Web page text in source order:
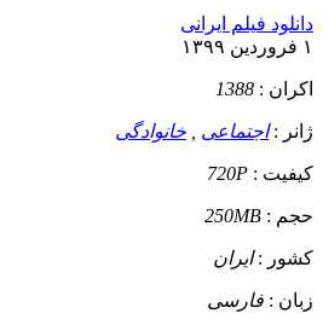
دانلود فیلم ایرانی
۱ فروردین ۱۳۹۹
اکران : 1388
ژانر :اجتماعی خانوادگی
کيفيت : 720P
حجم : 250MB
کشور :ایران
زبان : فارسی